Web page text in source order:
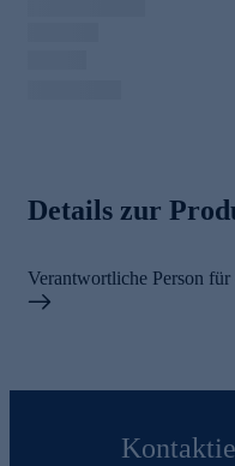
Details zur
Verantwortliche Person